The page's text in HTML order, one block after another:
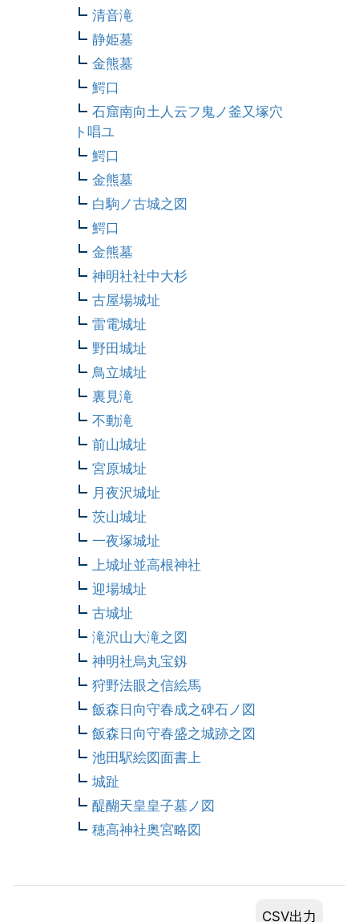
清音滝
静姫墓
金熊墓
鰐口
石窟南向土人云フ鬼ノ釜又塚穴
ト唱ユ
鰐口
金熊墓
白駒ノ古城之図
鰐口
金熊墓
神明社社中大杉
古屋場城址
雷電城址
野田城址
鳥立城址
裏見滝
不動滝
前山城址
宮原城址
月夜沢城址
茨山城址
一夜塚城址
上城址並高根神社
迎場城址
古城址
滝沢山大滝之図
神明社烏丸宝釼
狩野法眼之信絵馬
飯森日向守春成之碑石ノ図
飯森日向守春盛之城跡之図
池田駅絵図面書上
城趾
醍醐天皇皇子墓ノ図
穂高神社奥宮略図